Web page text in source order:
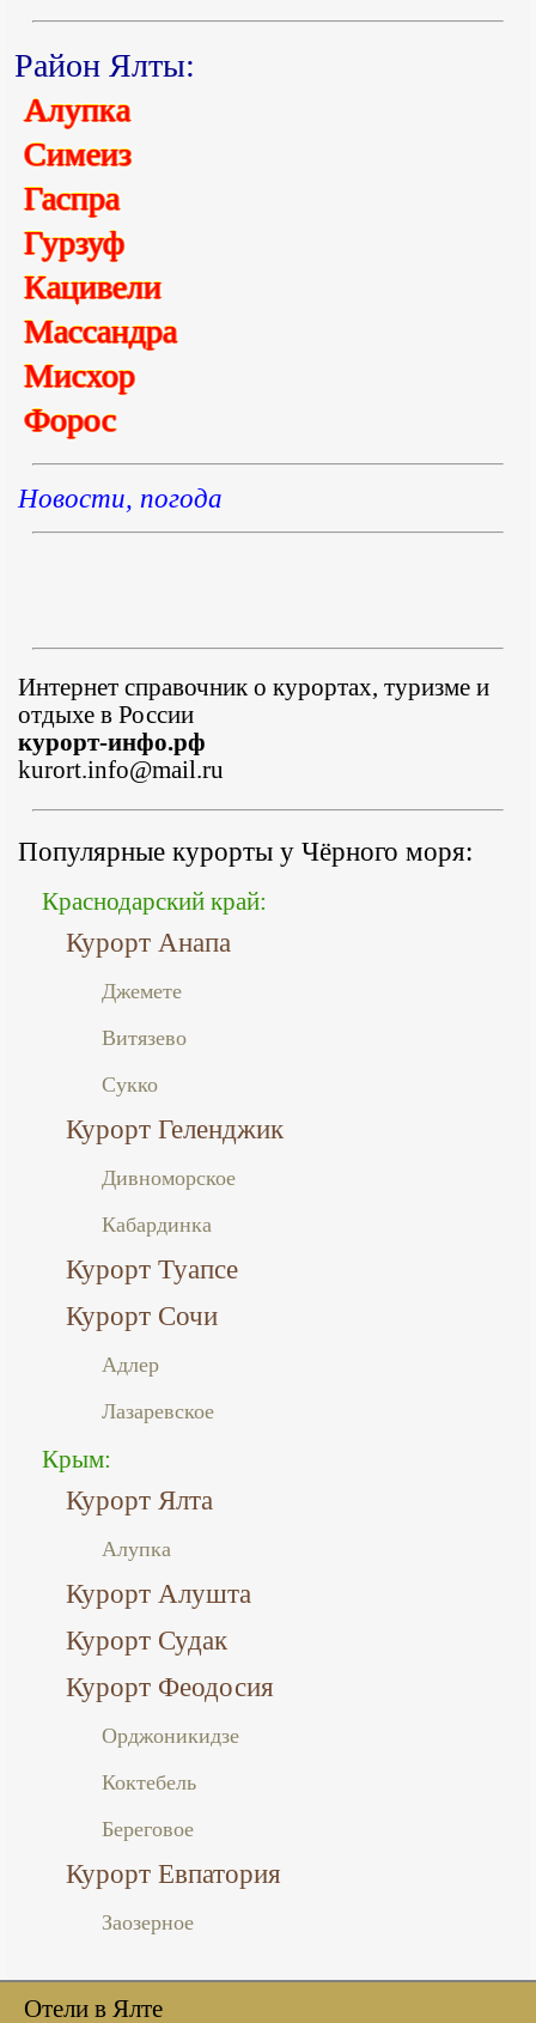
Район Ялты:
Алупка
Симеиз
Гаспра
Гурзуф
Кацивели
Массандра
Мисхор
Форос
Новости, погода
Интернет справочник о курортах, туризме и
отдыхе в России
курорт-инфо.рф
kurort.info@mail.ru
Популярные курорты у Чёрного моря:
Краснодарский край:
Курорт Анапа
Джемете
Витязево
Сукко
Курорт Геленджик
Дивноморское
Кабардинка
Курорт Туапсе
Курорт Сочи
Адлер
Лазаревское
Крым:
Курорт Ялта
Алупка
Курорт Алушта
Курорт Судак
Курорт Феодосия
Орджоникидзе
Коктебель
Береговое
Курорт Евпатория
Заозерное
Отели в Ялте